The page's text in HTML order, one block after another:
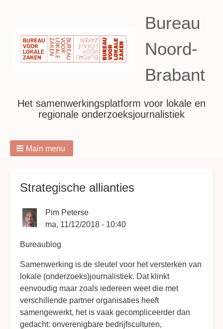
Bureau
Noord-
Brabant
Het samenwerkingsplatform voor lokale en
regionale onderzoeksjournalistiek
Main menu
Strategische allianties
Pim Peterse
ma, 11/12/2018 - 10:40
Bureaublog
Samenwerking is de sleutel voor het versterken van
lokale (onderzoeks)journalistiek. Dat klinkt
eenvoudig maar zoals iedereen weet die met
verschillende partner organisaties heeft
samengewerkt, het is vaak gecompliceerder dan
gedacht: onverenigbare bedrijfsculturen,